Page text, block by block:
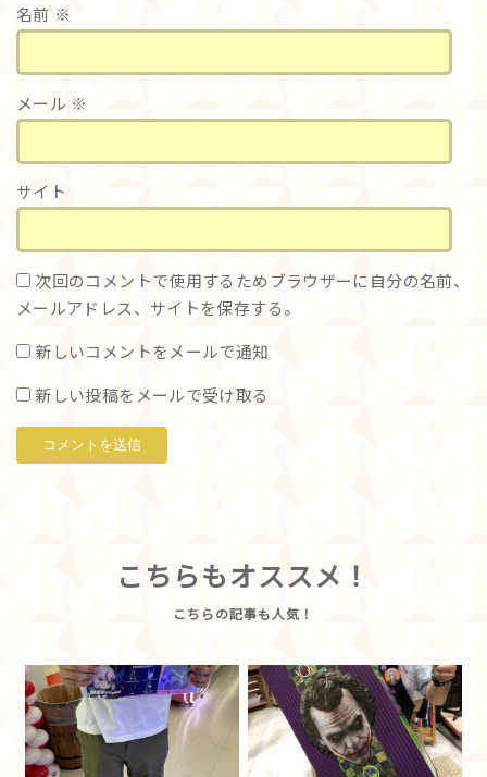
名前 ※
メール ※
サイト
次回のコメントで使用するためブラウザーに自分の名前、
メールアドレス、サイトを保存する。
新しいコメントをメールで通知
新しい投稿をメールで受け取る
こちらもオススメ！